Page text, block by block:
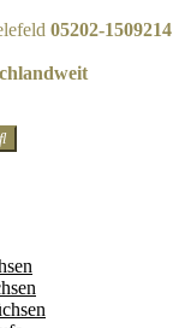
05202-1509214